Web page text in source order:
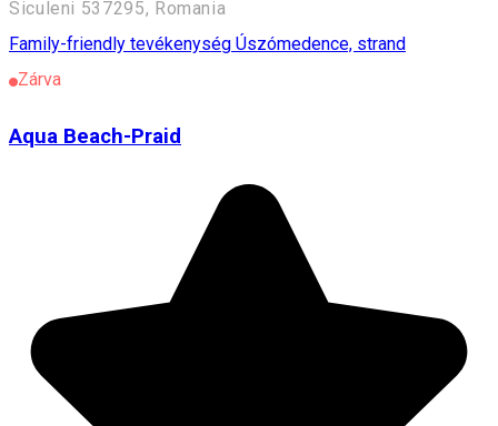
Siculeni 537295, Romania
Family-friendly tevékenység Úszómedence, strand
Zárva
Aqua Beach-Praid